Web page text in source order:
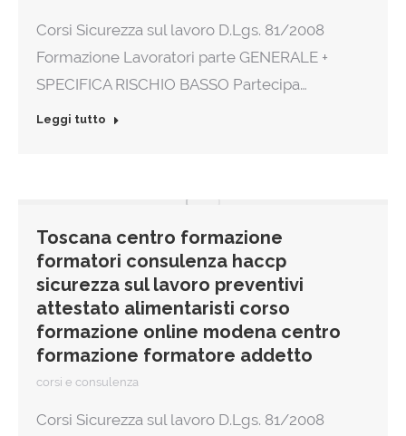
Corsi Sicurezza sul lavoro D.Lgs. 81/2008
Formazione Lavoratori parte GENERALE +
SPECIFICA RISCHIO BASSO Partecipa…
Leggi tutto
Toscana centro formazione
formatori consulenza haccp
sicurezza sul lavoro preventivi
attestato alimentaristi corso
formazione online modena centro
formazione formatore addetto
corsi e consulenza
Corsi Sicurezza sul lavoro D.Lgs. 81/2008